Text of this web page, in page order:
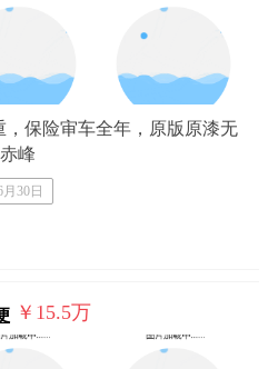
，保险审车全年，原版原漆无
峰
月30日
￥15.5万